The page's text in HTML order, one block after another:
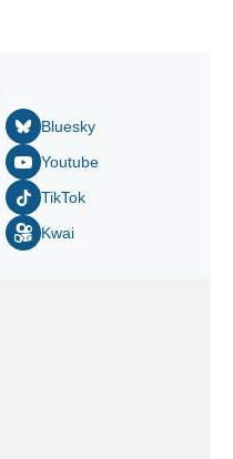
Bluesky
Youtube
TikTok
Kwai